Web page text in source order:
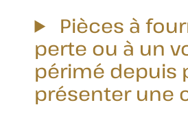
Pièces à
perte ou à un
périmé depuis
présenter une